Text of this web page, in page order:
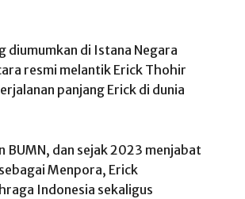
di Istana Negara
resmi melantik Erick Thohir
panjang Erick di dunia
BUMN, dan sejak 2023 menjabat
Menpora, Erick
Indonesia sekaligus